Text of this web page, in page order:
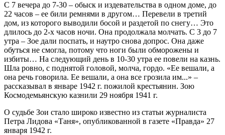
С 7 вечера до 7-30 – обыск и издевательства в одном доме, до
22 часов – ее били ремнями в другом… Перевели в третий
дом, из которого выводили босой и раздетой по снегу… Это
длилось до 2-х часов ночи. Она продолжала молчать. С 3 до 7
утра – Зое дали поспать, и наутро снова допрос. Она даже
обуться не смогла, потому что ноги были обморожены и
избиты… На следующий день в 10-30 утра ее повели на казнь.
Шла ровно, с поднятой головой, молча, гордо. «Ее вешали, а
она речь говорила. Ее вешали, а она все грозила им...» –
рассказывал в январе 1942 г. пожилой крестьянин. Зою
Космодемьянскую казнили 29 ноября 1941 г.
О судьбе Зои стало широко известно из статьи журналиста
Петра Лидова «Таня», опубликованной в газете «Правда» 27
января 1942 г.